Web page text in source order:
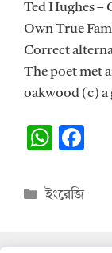
Ted Hughes –
Own True
Correct
The poet met
oakwood (c) a
W
at
A o
Categories
ইংরেজি